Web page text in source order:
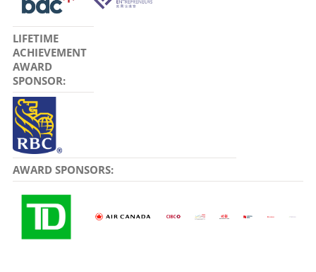
LIFETIME
ACHIEVEMENT
AWARD
SPONSOR:
AWARD SPONSORS: